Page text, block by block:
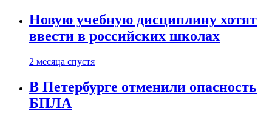
Новую учебную дисциплину хотят
ввести в российских школах
2 месяца спустя
В Петербурге отменили опасность
БПЛА